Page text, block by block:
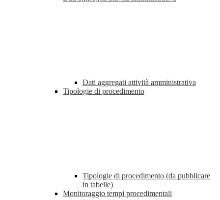
Dati aggregati attività amministrativa
Tipologie di procedimento
Tipologie di procedimento (da pubblicare
in tabelle)
Monitoraggio tempi procedimentali